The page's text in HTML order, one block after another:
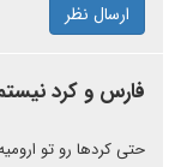
ارسال نظر
فارس و کرد
حتی کردها رو تو